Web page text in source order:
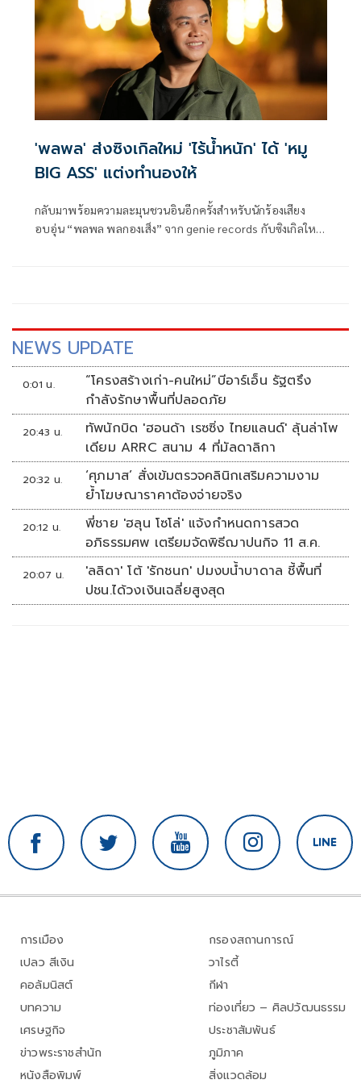
'พลพล' ส่งซิงเกิลใหม่ 'ไร้น้ำหนัก' ได้ 'หมู
BIG ASS' แต่งทำนองให้
กลับมาพร้อมความละมุนชวนอินอีกครั้งสำหรับนักร้องเสียง
อบอุ่น “พลพล พลกองเส็ง” จาก genie records กับซิงเกิลใหม่
NEWS UPDATE
0:01 น.
“โครงสร้างเก่า-คนใหม่”บีอาร์เอ็น รัฐตรึง
กำลังรักษาพื้นที่ปลอดภัย
20:43 น.
ทัพนักบิด 'ฮอนด้า เรซซิ่ง ไทยแลนด์' ลุ้นล่าโพ
เดียม ARRC สนาม 4 ที่มัลดาลิกา
20:32 น.
‘ศุภมาส’ สั่งเข้มตรวจคลินิกเสริมความงาม
ย้ำโฆษณาราคาต้องจ่ายจริง
20:12 น.
พี่ชาย 'ฮลุน โซโล่' แจ้งกำหนดการสวด
อภิธรรมศพ เตรียมจัดพิธีฌาปนกิจ 11 ส.ค.
20:07 น.
'ลลิดา' โต้ 'รักชนก' ปมงบน้ำบาดาล ชี้พื้นที่
ปชน.ได้วงเงินเฉลี่ยสูงสุด
การเมือง
เปลว สีเงิน
คอลัมนิสต์
บทความ
เศรษฐกิจ
ข่าวพระราชสำนัก
หนังสือพิมพ์
กรองสถานการณ์
วาไรตี้
กีฬา
ท่องเที่ยว – ศิลปวัฒนธรรม
ประชาสัมพันธ์
ภูมิภาค
สิ่งแวดล้อม